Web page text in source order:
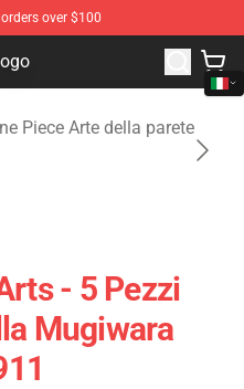
over $100
Piece Store - Official One
Piece Arte della parete
- 5 Pezzi
Mugiwara